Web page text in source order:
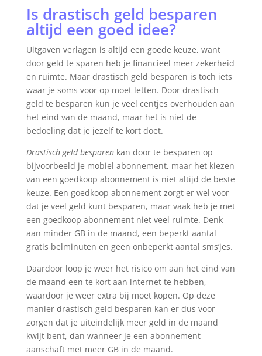
Is drastisch geld besparen
altijd een goed idee?
Uitgaven verlagen is altijd een goede keuze, want
door geld te sparen heb je financieel meer zekerheid
en ruimte. Maar drastisch geld besparen is toch iets
waar je soms voor op moet letten. Door drastisch
geld te besparen kun je veel centjes overhouden aan
het eind van de maand, maar het is niet de
bedoeling dat je jezelf te kort doet.
Drastisch geld besparenkan door te besparen op
bijvoorbeeld je mobiel abonnement, maar het kiezen
van een goedkoop abonnement is niet altijd de beste
keuze. Een goedkoop abonnement zorgt er wel voor
dat je veel geld kunt besparen, maar vaak heb je met
een goedkoop abonnement niet veel ruimte. Denk
aan minder GB in de maand, een beperkt aantal
gratis belminuten en geen onbeperkt aantal sms’jes.
Daardoor loop je weer het risico om aan het eind van
de maand een te kort aan internet te hebben,
waardoor je weer extra bij moet kopen. Op deze
manier drastisch geld besparen kan er dus voor
zorgen dat je uiteindelijk meer geld in de maand
kwijt bent, dan wanneer je een abonnement
aanschaft met meer GB in de maand.